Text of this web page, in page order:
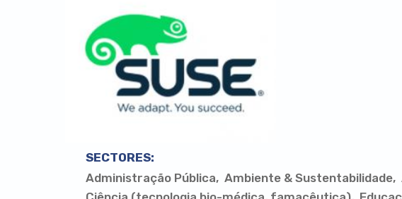
SECTORES:
Administração Pública
Ambiente & Sustentabilidade